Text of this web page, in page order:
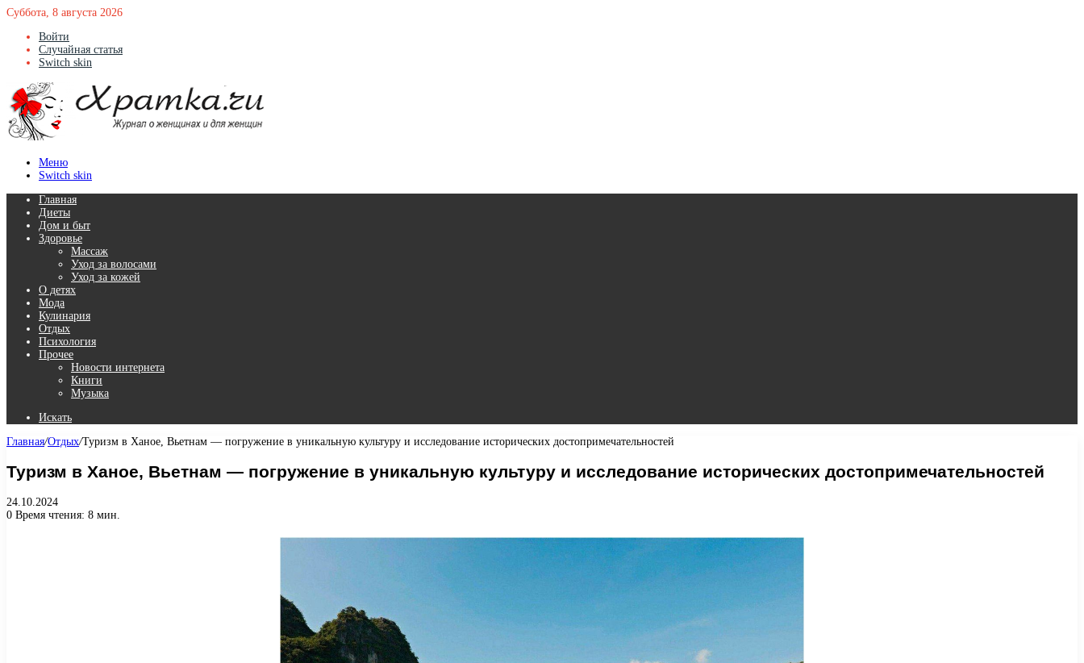
Суббота, 8 августа 2026
Войти
Случайная статья
Switch skin
Меню
Switch skin
Главная
Диеты
Дом и быт
Здоровье
Массаж
Уход за волосами
Уход за кожей
О детях
Мода
Кулинария
Отдых
Психология
Прочее
Новости интернета
Книги
Музыка
Искать
Главная/Отдых/Туризм в Ханое, Вьетнам — погружение в уникальную культуру и исследование исторических достопримечательностей
Туризм в Ханое, Вьетнам — погружение в уникальную культуру и исследование исторических достопримечательностей
24.10.2024
0 Время чтения: 8 мин.